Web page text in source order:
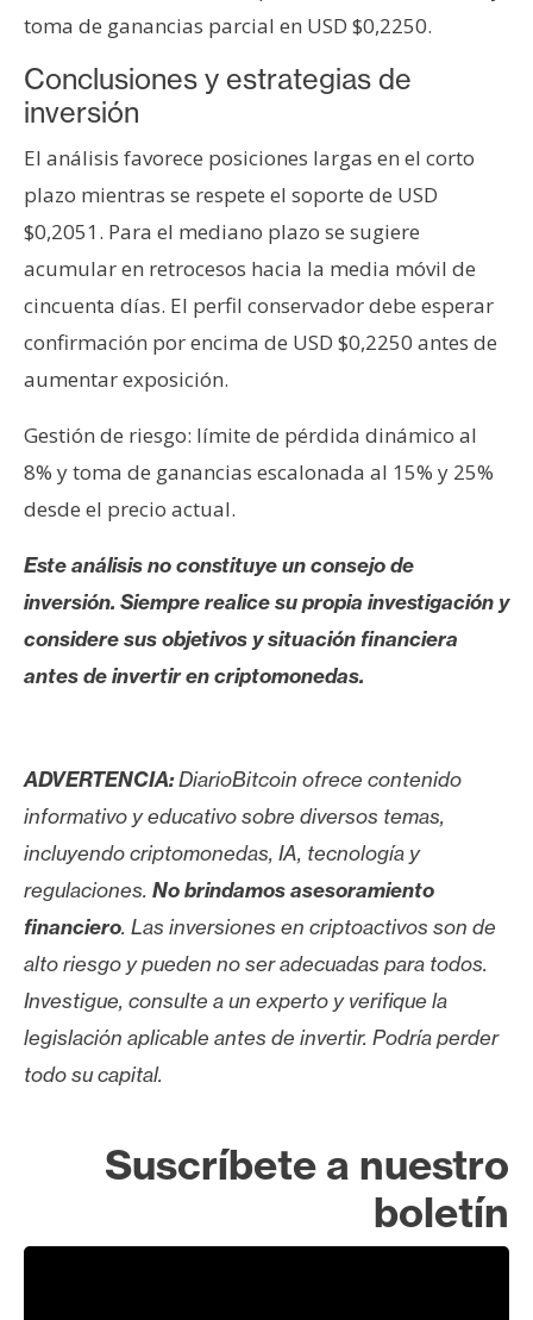
toma de ganancias parcial en USD $0,2250.
Conclusiones y estrategias de
inversión
El análisis favorece posiciones largas en el corto
plazo mientras se respete el soporte de USD
$0,2051. Para el mediano plazo se sugiere
acumular en retrocesos hacia la media móvil de
cincuenta días. El perfil conservador debe esperar
confirmación por encima de USD $0,2250 antes de
aumentar exposición.
Gestión de riesgo: límite de pérdida dinámico al
8% y toma de ganancias escalonada al 15% y 25%
desde el precio actual.
Este análisis no constituye un consejo de
inversión. Siempre realice su propia investigación y
considere sus objetivos y situación financiera
antes de invertir en criptomonedas.
ADVERTENCIA:DiarioBitcoin ofrece contenido
informativo y educativo sobre diversos temas,
incluyendo criptomonedas, IA, tecnología y
regulaciones. No brindamos asesoramiento
financiero. Las inversiones en criptoactivos son de
alto riesgo y pueden no ser adecuadas para todos.
Investigue, consulte a un experto y verifique la
legislación aplicable antes de invertir. Podría perder
todo su capital.
Suscríbete a nuestro
boletín